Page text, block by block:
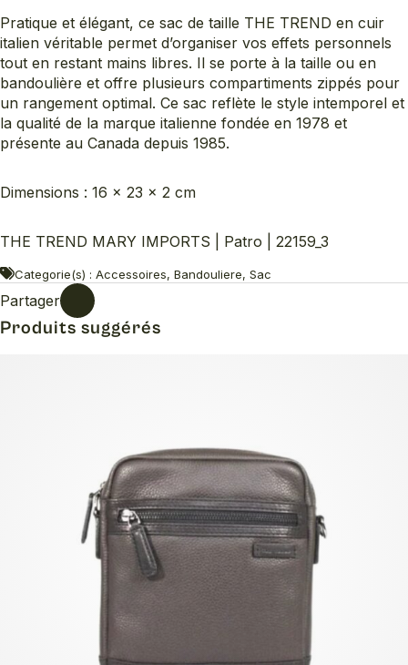
Pratique et élégant, ce sac de taille THE TREND en cuir
italien véritable permet d’organiser vos effets personnels
tout en restant mains libres. Il se porte à la taille ou en
bandoulière et offre plusieurs compartiments zippés pour
un rangement optimal. Ce sac reflète le style intemporel et
la qualité de la marque italienne fondée en 1978 et
présente au Canada depuis 1985.
Dimensions : 16 × 23 × 2 cm
THE TREND MARY IMPORTS | Patro | 22159_3
Categorie(s) : Accessoires, Bandouliere, Sac
Partager
Produits suggérés